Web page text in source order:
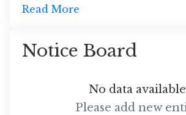
Read More
Notice Board
No data available
Please add new